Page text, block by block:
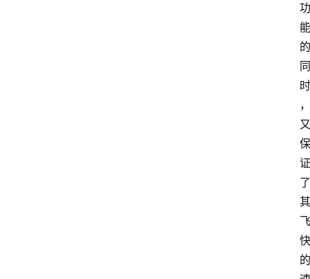
功
能
的
同
时
，
又
保
证
了
其
飞
快
的